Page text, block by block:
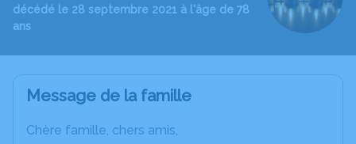
décédé le 28 septembre 2021 à l'âge de 78
ans
Message de la famille
Chère famille, chers amis,